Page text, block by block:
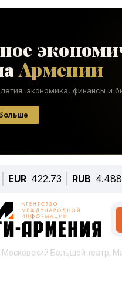
EUR 422.73 RUB
Московский Большой театр,